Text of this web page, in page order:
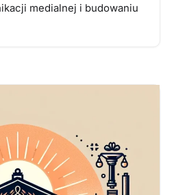
medialnej i budowaniu